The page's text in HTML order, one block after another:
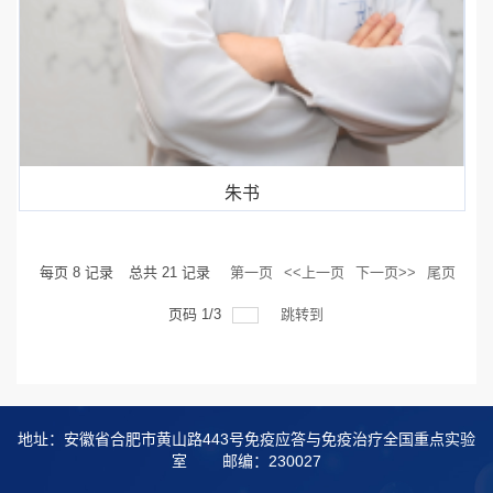
朱书
每页8 记录 总共 21 记录 第一页 <<上一页 下一页>> 尾页
页码 1 /3 跳转到
地址：安徽省合肥市黄山路443号免疫应答与免疫治疗全国重点实验
室
邮编：230027